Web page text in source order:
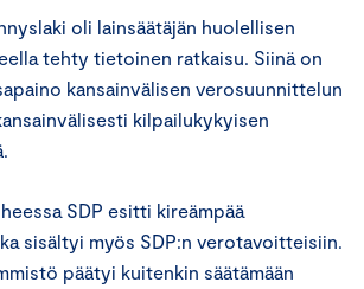
oli lainsäätäjän huolellisen
tehty tietoinen ratkaisu. Siinä on
kansainvälisen verosuunnittelun
kilpailukykyisen
SDP esitti kireämpää
sisältyi myös SDP:n verotavoitteisiin.
päätyi kuitenkin säätämään